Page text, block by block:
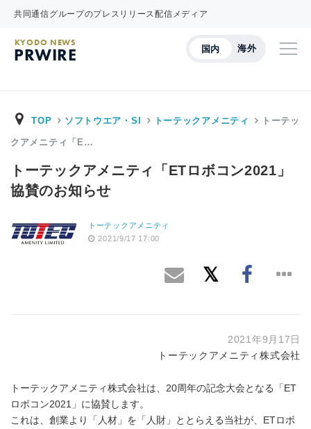
共同通信グループのプレスリリース配信メディア
国内 海外
KYODO NEWS
PRWIRE
TOP ソフトウエア・SI トーテックアメニティ トーテッ
クアメニティ「E…
トーテックアメニティ「ETロボコン2021」
協賛のお知らせ
トーテックアメニティ
2021/9/17 17:00
2021年9月17日
トーテックアメニティ株式会社
トーテックアメニティ株式会社は、20周年の記念大会となる「ET
ロボコン2021」に協賛します。
これは、創業より「人材」を「人財」ととらえる当社が、ETロボ